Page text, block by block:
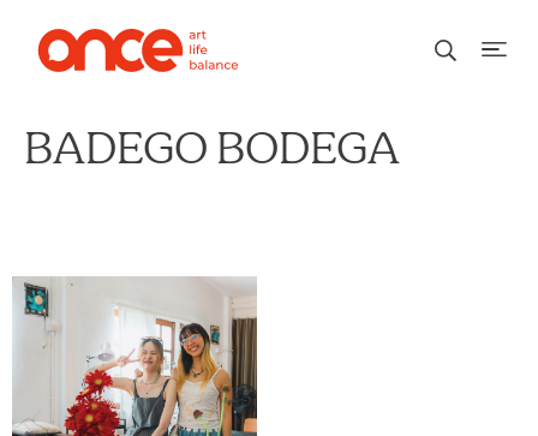
BADEGO BODEGA